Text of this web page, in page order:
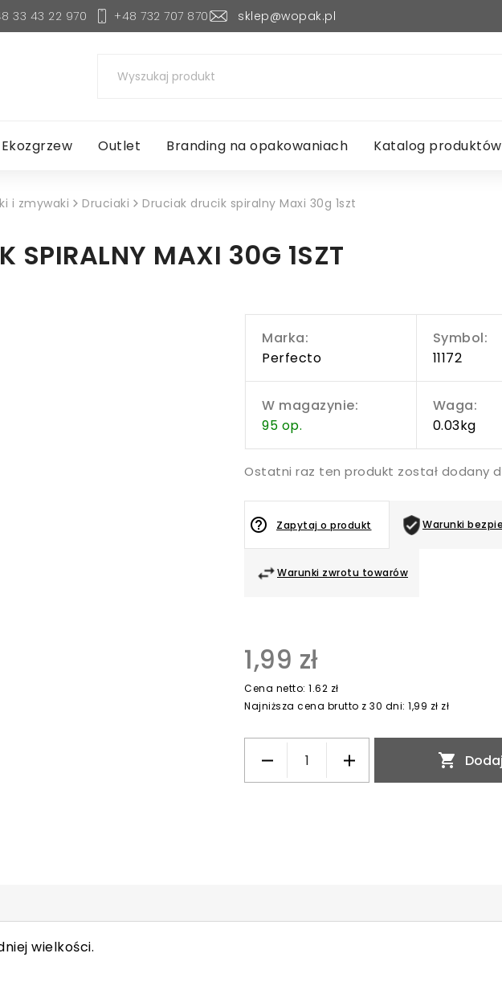
33 43 22 970 +48 732 707 870 sklep@wopak.pl
Ekozgrzew Outlet Branding na opakowaniach Katalog produktów
i zmywaki Druciaki Druciak drucik spiralny Maxi 30g 1szt
SPIRALNY MAXI 30G 1SZT
Marka:
Perfecto
Symbol:
11172
W magazynie:
95 op.
Waga:
0.03kg
Ostatni raz ten produkt został dodany
Warunki
Warunki zwrotu towarów
help_outline Zapytaj o produkt
1,99 zł
Cena netto: 1.62 zł
Najniższa cena brutto z 30 dni: 1,99 zł zł

wielkości.